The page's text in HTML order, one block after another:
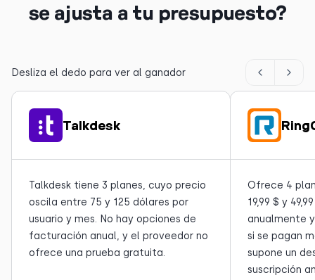
se ajusta a tu presupuesto?
Desliza el dedo para ver al ganador
Talkdesk
Talkdesk tiene 3 planes, cuyo precio
oscila entre 75 y 125 dólares por
usuario y mes. No hay opciones de
facturación anual, y el proveedor no
ofrece una prueba gratuita.
Ofrece 4
19,99 $ y
anualmente
si se pagan
supone un
suscripción